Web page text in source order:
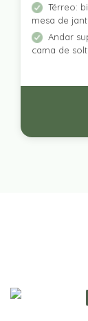
Térreo:
mesa de
Andar
cama de